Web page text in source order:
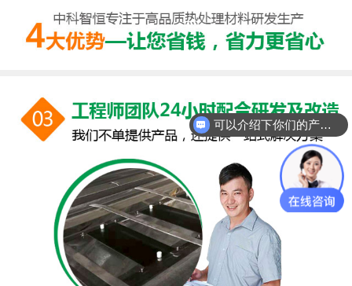
可以介绍下你们的产品么